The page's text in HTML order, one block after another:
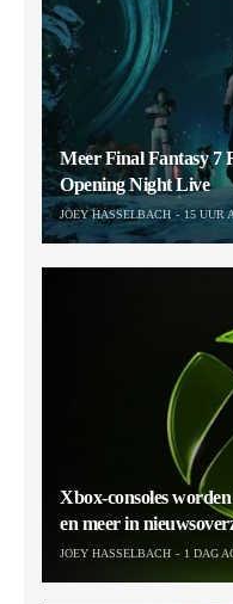
Meer Final Fantasy 7
Opening Night Live
JOEY HASSELBACH 15 UUR
Xbox-consoles
en meer in
JOEY HASSELBACH 1 DAG